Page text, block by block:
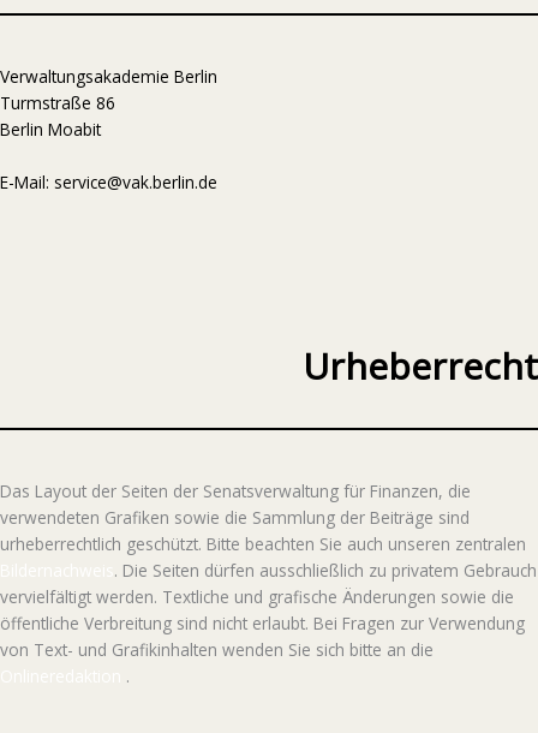
Verwaltungsakademie Berlin
Turmstraße 86
Berlin Moabit
E-Mail: service@vak.berlin.de
Urheberrecht
Das Layout der Seiten der Senatsverwaltung für Finanzen, die
verwendeten Grafiken sowie die Sammlung der Beiträge sind
urheberrechtlich geschützt. Bitte beachten Sie auch unseren zentralen
. Die Seiten dürfen ausschließlich zu privatem Gebrauch
vervielfältigt werden. Textliche und grafische Änderungen sowie die
öffentliche Verbreitung sind nicht erlaubt. Bei Fragen zur Verwendung
von Text- und Grafikinhalten wenden Sie sich bitte an die
.